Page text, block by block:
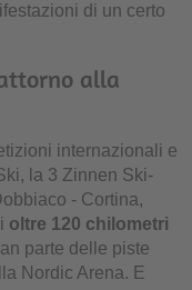
di un certo
alla
internazionali e
la 3 Zinnen Ski-
- Cortina,
oltre 120 chilometri
parte delle piste
Nordic Arena. E